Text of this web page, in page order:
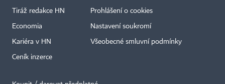
Tiráž redakce HN
Economia
Kariéra v HN
Ceník inzerce
Prohlášení o cookies
Nastavení soukromí
Všeobecné smluvní podmínky